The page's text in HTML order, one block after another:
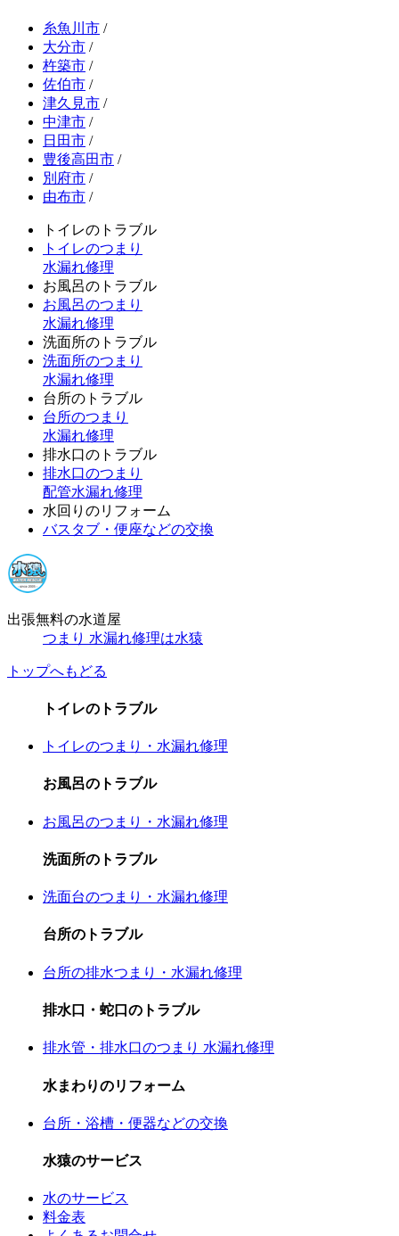
糸魚川市 /
大分市 /
杵築市 /
佐伯市 /
津久見市 /
中津市 /
日田市 /
豊後高田市 /
別府市 /
由布市 /
トイレのトラブル
トイレのつまり
水漏れ修理
お風呂のトラブル
お風呂のつまり
水漏れ修理
洗面所のトラブル
洗面所のつまり
水漏れ修理
台所のトラブル
台所のつまり
水漏れ修理
排水口のトラブル
排水口のつまり
配管水漏れ修理
水回りのリフォーム
バスタブ・便座などの交換
出張無料の水道屋
つまり 水漏れ修理は水猿
トップへもどる
トイレのトラブル
トイレのつまり・水漏れ修理
お風呂のトラブル
お風呂のつまり・水漏れ修理
洗面所のトラブル
洗面台のつまり・水漏れ修理
台所のトラブル
台所の排水つまり・水漏れ修理
排水口・蛇口のトラブル
排水管・排水口のつまり 水漏れ修理
水まわりのリフォーム
台所・浴槽・便器などの交換
水猿のサービス
水のサービス
料金表